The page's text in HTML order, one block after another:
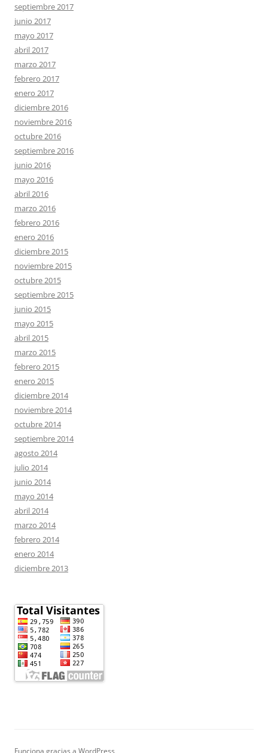
septiembre 2017
junio 2017
mayo 2017
abril 2017
marzo 2017
febrero 2017
enero 2017
diciembre 2016
noviembre 2016
octubre 2016
septiembre 2016
junio 2016
mayo 2016
abril 2016
marzo 2016
febrero 2016
enero 2016
diciembre 2015
noviembre 2015
octubre 2015
septiembre 2015
junio 2015
mayo 2015
abril 2015
marzo 2015
febrero 2015
enero 2015
diciembre 2014
noviembre 2014
octubre 2014
septiembre 2014
agosto 2014
julio 2014
junio 2014
mayo 2014
abril 2014
marzo 2014
febrero 2014
enero 2014
diciembre 2013
Funciona gracias a WordPress